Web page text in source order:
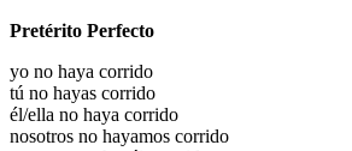
Pretérito Perfecto
yo no haya corrido
tú no hayas corrido
él/ella no haya corrido
nosotros no hayamos corrido